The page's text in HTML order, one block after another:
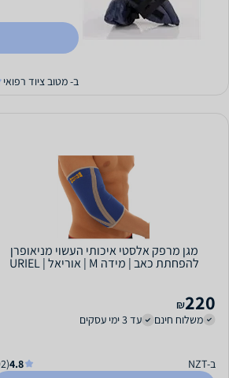
ב- מטוב ציוד רפואי
מגן מרפק אלסטי איכותי העשוי מניאופרן
להפחתת כאב | מידה M | אוריאל | URIEL
220
₪
משלוח חינם
עד 3 ימי עסקים
ב-NZT 4.8
(92)